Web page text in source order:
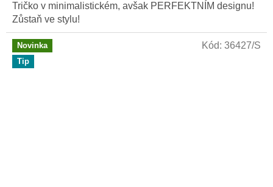
Tričko v minimalistickém, avšak PERFEKTNÍM designu!
Zůstaň ve stylu!
Novinka
Tip
Kód: 36427/S